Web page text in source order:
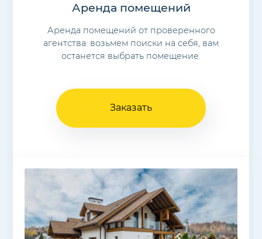
Аренда помещений
Аренда помещений от проверенного
агентства: возьмем поиски на себя, вам
останется выбрать помещение.
Заказать